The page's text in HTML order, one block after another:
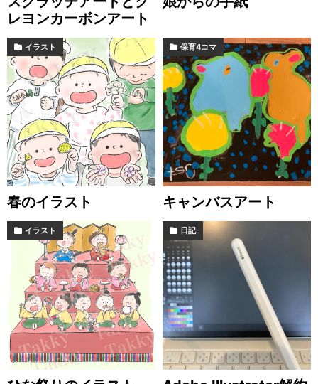
レヨンカーボンアート
イラスト
春のイラスト
保育4コマ
キャンバスアート
イラスト 日記